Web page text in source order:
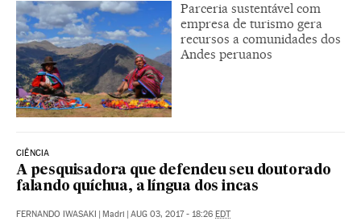
Parceria sustentável com
empresa de turismo gera
recursos a comunidades dos
Andes peruanos
CIÊNCIA
A pesquisadora que defendeu seu doutorado
falando quíchua, a língua dos incas
FERNANDO IWASAKI | Madri | AUG 03, 2017 - 18:26 EDT